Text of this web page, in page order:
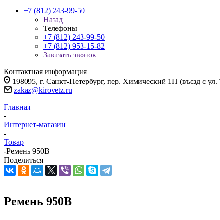
+7 (812) 243-99-50
Назад
Телефоны
+7 (812) 243-99-50
+7 (812) 953-15-82
Заказать звонок
Контактная информация
198095, г. Санкт-Петербург, пер. Химический 1П (въезд с
zakaz@kirovetz.ru
Главная
-
Интернет-магазин
-
Товар
-Ремень 950В
Поделиться
Ремень 950В